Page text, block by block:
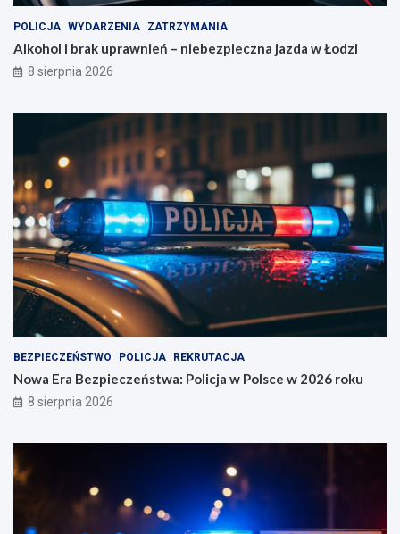
POLICJA WYDARZENIA ZATRZYMANIA
Alkohol i brak uprawnień – niebezpieczna jazda w Łodzi
8 sierpnia 2026
BEZPIECZEŃSTWO POLICJA REKRUTACJA
Nowa Era Bezpieczeństwa: Policja w Polsce w 2026 roku
8 sierpnia 2026